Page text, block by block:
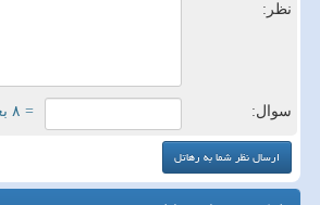
نظر:
سوال: = ۸ بعلاوه ۳